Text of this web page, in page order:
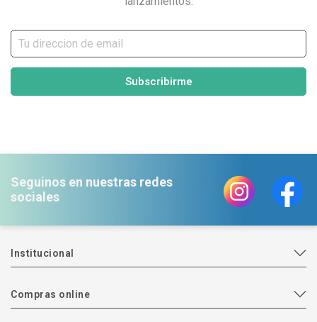
Subscribirme
Seguinos en nuestras redes
sociales
Institucional
Compras online